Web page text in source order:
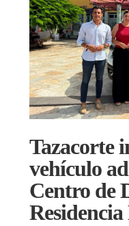
Tazacorte
vehículo
Centro de